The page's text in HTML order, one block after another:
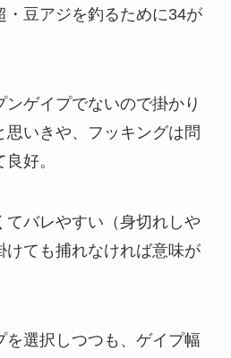
・豆アジを釣るために34が
ゲイプでないので掛かり
いきや、フッキングは問
好。
てバレやすい（身切れしや
けても捕れなければ意味が
を選択しつつも、ゲイプ幅